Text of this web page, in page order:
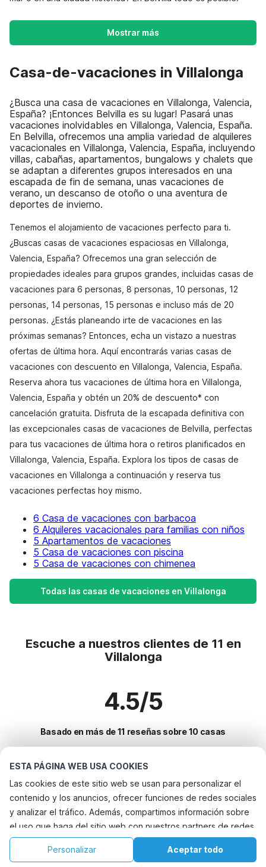
ESTA PÁGINA WEB USA COOKIES
Las cookies de este sitio web se usan para personalizar el
contenido y los anuncios, ofrecer funciones de redes sociales
y analizar el tráfico. Además, compartimos información sobre
el uso que haga del sitio web con nuestros partners de redes
sociales, publicidad y análisis web, quienes pueden
combinarla con otra información que les haya proporcionado
Aceptar todo
Personalizar
Mostrar más
Casa-de-vacaciones in Villalonga
¿Busca una casa de vacaciones en Villalonga, Valencia,
España? ¡Entonces Belvilla es su lugar! Pasará unas
vacaciones inolvidables en Villalonga, Valencia, España.
En Belvilla, ofrecemos una amplia variedad de alquileres
vacacionales en Villalonga, Valencia, España, incluyendo
villas, cabañas, apartamentos, bungalows y chalets que
se adaptan a diferentes grupos interesados en una
escapada de fin de semana, unas vacaciones de
verano, un descanso de otoño o una aventura de
deportes de invierno.
Tenemos el alojamiento de vacaciones perfecto para ti.
¿Buscas casas de vacaciones espaciosas en Villalonga,
Valencia, España? Ofrecemos una gran selección de
propiedades ideales para grupos grandes, incluidas casas de
vacaciones para 6 personas, 8 personas, 10 personas, 12
personas, 14 personas, 15 personas e incluso más de 20
personas. ¿Estás planeando irte de vacaciones en las
próximas semanas? Entonces, echa un vistazo a nuestras
ofertas de última hora. Aquí encontrarás varias casas de
vacaciones con descuento en Villalonga, Valencia, España.
Reserva ahora tus vacaciones de última hora en Villalonga,
Valencia, España y obtén un 20% de descuento* con
cancelación gratuita. Disfruta de la escapada definitiva con
las excepcionales casas de vacaciones de Belvilla, perfectas
para tus vacaciones de última hora o retiros planificados en
Villalonga, Valencia, España. Explora los tipos de casas de
vacaciones en Villalonga a continuación y reserva tus
vacaciones perfectas hoy mismo.
6 Casa de vacaciones con barbacoa
6 Alquileres vacacionales para familias con niños
5 Apartamentos de vacaciones
5 Casa de vacaciones con piscina
5 Casa de vacaciones con chimenea
Todas las casas de vacaciones en Villalonga
Escuche a nuestros clientes de 11 en
Villalonga
4.5/5
Basado en más de 11 reseñas sobre 10 casas
Destinos más populares para vacaciones
Ciudades con los mejores servicios para vacaciones
Alquileres vacacionales para familias con niños culla
Alquileres vacacionales para familias con niños beniarres
Alquileres vacacionales para familias con niños la-font-den-carros
Servicios populares para vacaciones en Villalonga
Casa de vacaciones con barbacoa
Alquileres vacacionales para familias con niños
Ciudades populares para vacaciones en Valencia
Inicio Lista de deseos Reservas Cuenta